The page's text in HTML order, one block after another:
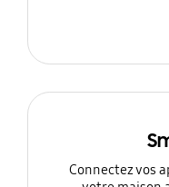
Connectez vos